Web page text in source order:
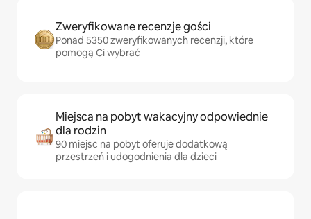
Zweryfikowane recenzje gości
Ponad 5350 zweryfikowanych recenzji, które
pomogą Ci wybrać
Miejsca na pobyt wakacyjny odpowiednie
dla rodzin
90 miejsc na pobyt oferuje dodatkową
przestrzeń i udogodnienia dla dzieci